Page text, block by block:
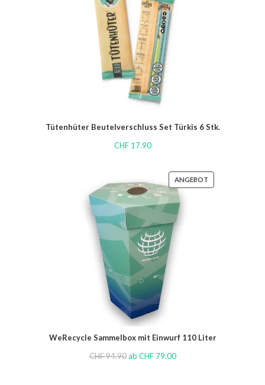
Tütenhüter Beutelverschluss Set Türkis 6 Stk.
CHF17.90
ANGEBOT
WeRecycle Sammelbox mit Einwurf 110 Liter
CHF94.90 ab CHF79.00